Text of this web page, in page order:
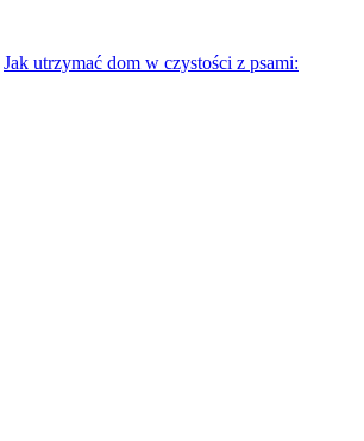
Jak utrzymać dom w czystości z psami: